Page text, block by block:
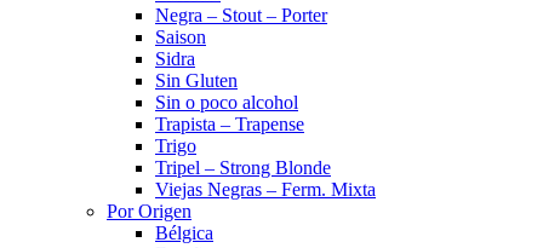
Negra – Stout – Porter
Saison
Sidra
Sin Gluten
Sin o poco alcohol
Trapista – Trapense
Trigo
Tripel – Strong Blonde
Viejas Negras – Ferm. Mixta
Por Origen
Bélgica